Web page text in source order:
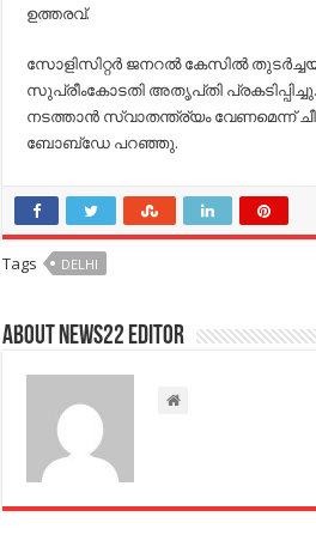
ഉത്തരവ്​.
സോളിസിറ്റര്‍ ജനറല്‍ കേസില്‍
സുപ്രീംകോടതി അതൃപ്​തി
നടത്താന്‍ സ്വാതന്ത്ര്യം വേണമെന്ന്​
ബോബ്​ഡേ പറഞ്ഞു.
Tags DELHI
About NEWS22 EDITOR